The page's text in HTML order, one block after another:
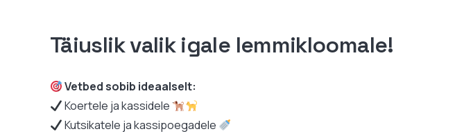
Täiuslik valik igale lemmikloomale!
Vetbed sobib ideaalselt:
Koertele ja kassidele
Kutsikatele ja kassipoegadele